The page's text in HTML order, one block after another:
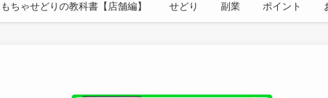
ちゃせどりの教科書【店舗編】 せどり 副業 ポイント